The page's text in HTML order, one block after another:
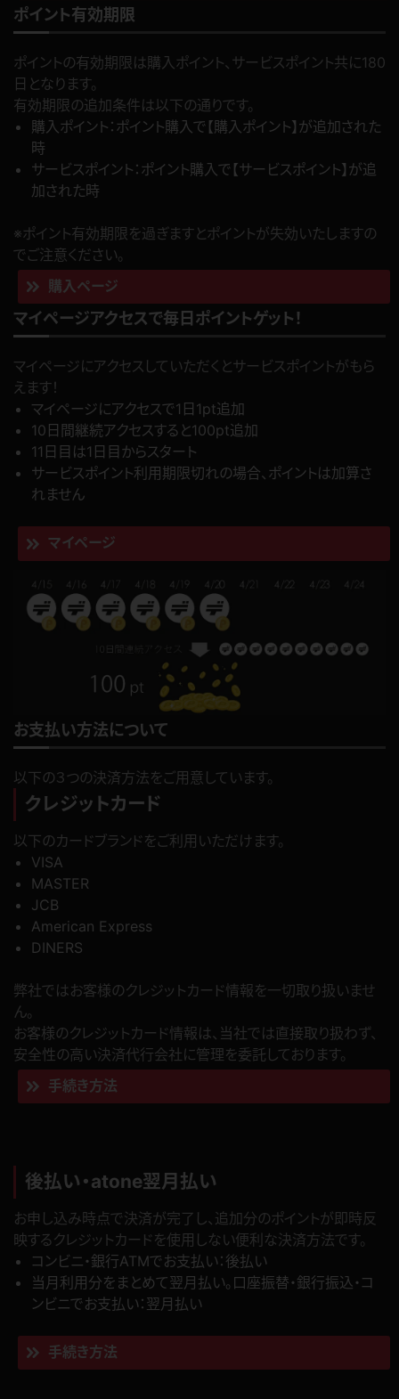
ポイント有効期限
ポイントの有効期限は購入ポイント、サービスポイント共に180
日となります。
有効期限の追加条件は以下の通りです。
購入ポイント：ポイント購入で【購入ポイント】が追加された
時
サービスポイント：ポイント購入で【サービスポイント】が追
加された時
※ポイント有効期限を過ぎますとポイントが失効いたしますの
でご注意ください。
購入ページ
マイページアクセスで毎日ポイントゲット！
マイページにアクセスしていただくとサービスポイントがもら
えます！
マイページにアクセスで1日1pt追加
10日間継続アクセスすると100pt追加
11日目は1日目からスタート
サービスポイント利用期限切れの場合、ポイントは加算さ
れません
マイページ
お支払い方法について
以下の３つの決済方法をご用意しています。
クレジットカード
以下のカードブランドをご利用いただけます。
VISA
MASTER
JCB
American Express
DINERS
弊社ではお客様のクレジットカード情報を一切取り扱いませ
ん。
お客様のクレジットカード情報は、当社では直接取り扱わず、
安全性の高い決済代行会社に管理を委託しております。
手続き方法
後払い・atone翌月払い
お申し込み時点で決済が完了し、追加分のポイントが即時反
映するクレジットカードを使用しない便利な決済方法です。
コンビニ・銀行ATMでお支払い：後払い
当月利用分をまとめて翌月払い。口座振替・銀行振込・コ
ンビニでお支払い：翌月払い
手続き方法